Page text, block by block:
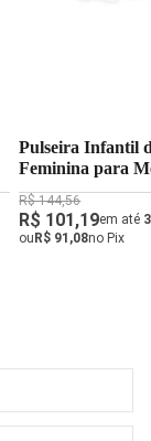
Pulseira Infantil
Feminina para
R$ 144,56
R$ 101,19em até
ouR$ 91,08no Pix